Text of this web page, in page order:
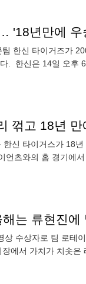
'18년만에
한신 타이거즈가
. 한신은 14일 오후
꺾고 18년 만
신 타이거스가 18
츠와의 홈 경기에
수상자로 팀 로테
에서 가치가 치솟